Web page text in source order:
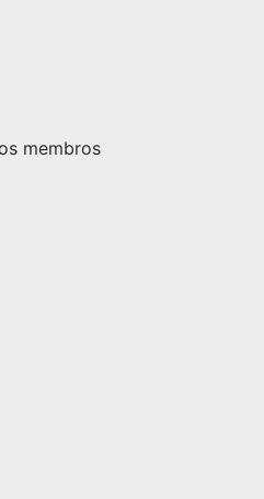
membros